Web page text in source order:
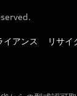
イアンス リサイ